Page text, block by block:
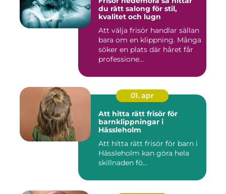
du rätt salong för stil,
kvalitet och lugn
Att välja frisör handlar sällan
bara om en klippning. Många
söker en plats där håret får
professione...
01. apr
Att hitta rätt frisör för
barnklippningar i
Hässleholm
Att hitta rätt frisör för barn i
Hässleholm kan göra hela
skillnaden fö...